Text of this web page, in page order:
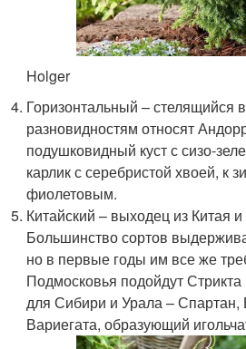
Holger
Горизонтальный – стелящийся
разновидностям относят
подушковидный куст с сизо-
карлик с серебристой хвоей, к
фиолетовым.
Китайский – выходец из Китая
Большинство сортов
но в первые годы им все же
Подмосковья подойдут
для Сибири и Урала –
Вариегата, образующий